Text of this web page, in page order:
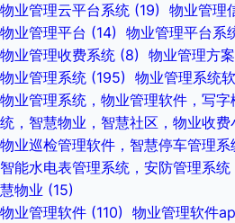
物业管理云平台系统 (19) 物业管理
物业管理平台 (14) 物业管理平台系
物业管理收费系统 (8) 物业管理方案
物业管理系统 (195) 物业管理系统
物业管理系统，物业管理软件，写
统，智慧物业，智慧社区，物业收费
物业巡检管理软件，智慧停车管理系
智能水电表管理系统，安防管理系
慧物业 (15)
物业管理软件 (110) 物业管理软件